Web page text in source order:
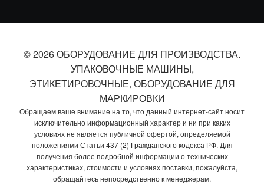
© 2026 ОБОРУДОВАНИЕ ДЛЯ ПРОИЗВОДСТВА.
УПАКОВОЧНЫЕ МАШИНЫ,
ЭТИКЕТИРОВОЧНЫЕ, ОБОРУДОВАНИЕ ДЛЯ
МАРКИРОВКИ
Обращаем ваше внимание на то, что данный интернет-сайт носит
исключительно информационный характер и ни при каких
условиях не является публичной офертой, определяемой
положениями Статьи 437 (2) Гражданского кодекса РФ. Для
получения более подробной информации о технических
характеристиках, стоимости и условиях поставки, пожалуйста,
обращайтесь непосредственно к менеджерам.